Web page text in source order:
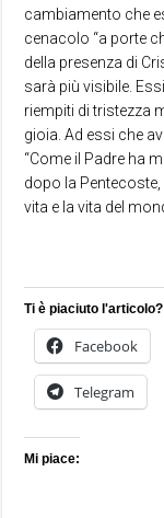
cambiamento che
cenacolo “a porte
della presenza di
sarà più visibile.
riempiti di tristezza
gioia. Ad essi che
“Come il Padre ha
dopo la
vita e la vita del
Ti è piaciuto
Facebook
Telegram
Mi piace: